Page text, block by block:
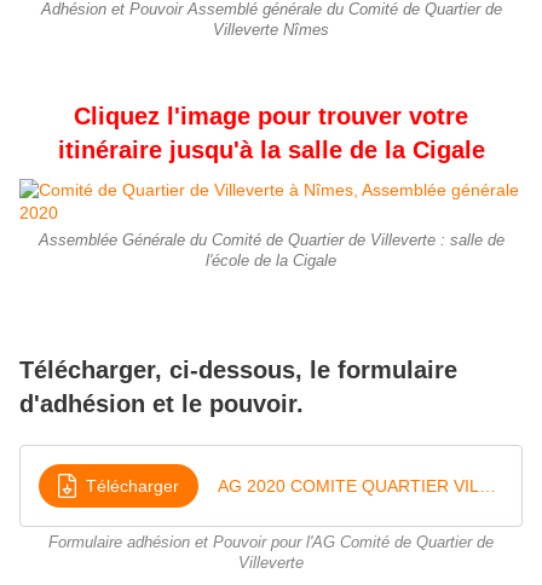
Adhésion et Pouvoir Assemblé générale du Comité de Quartier de
Villeverte Nîmes
Cliquez l'image pour trouver votre
itinéraire jusqu'à la salle de la Cigale
Assemblée Générale du Comité de Quartier de Villeverte : salle de
l'école de la Cigale
Télécharger, ci-dessous, le formulaire
d'adhésion et le pouvoir.
Télécharger
Formulaire adhésion et Pouvoir pour l'AG Comité de Quartier de
Villeverte